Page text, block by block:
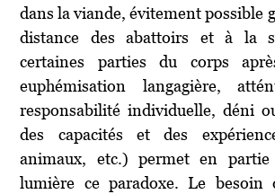
dans la viande, évitement possible
distance des abattoirs et à la
certaines parties du corps
euphémisation langagière,
responsabilité individuelle, déni
des capacités et des
animaux, etc.) permet en
lumière ce paradoxe. Le besoin